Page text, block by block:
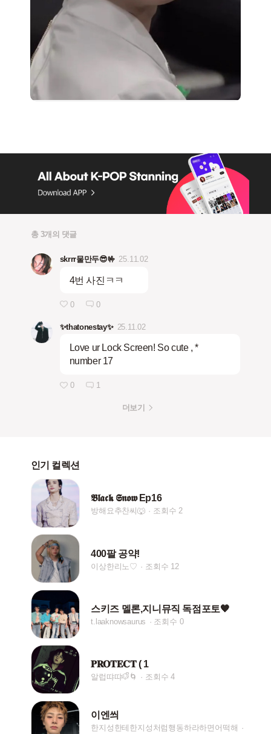
총 3개의 댓글
skrrr물만두😎🤟 25.11.02
4번 사진ㅋㅋ
0 0
✨thatonestay✨ 25.11.02
Love ur Lock Screen! So cute , *
number 17
0 1
더보기
인기 컬렉션
𝕭𝖑𝖆𝖈𝖐 𝕾𝖓𝖔𝖜 Ep16
방해요추찬씨🐺 조회수 2
400팔 공약!
이상한리노♡ 조회수 12
스키즈 멜론,지니뮤직 독점포토🧡
t.laaknowsaurus 조회수 0
𝐏𝐑𝐎𝐓𝐄𝐂𝐓 ( 1
알럽땨땨🐶ᩚ🌀 조회수 4
이엔씌
한지성한테한지성처럼행동하라하면어떡해